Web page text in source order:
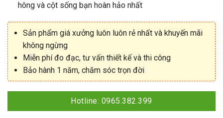
hông và cột sống bạn hoàn hảo nhất
Sản phẩm giá xưởng luôn luôn rẻ nhất và khuyến mãi
không ngừng
Miễn phí đo đạc, tư vấn thiết kế và thi công
Bảo hành 1 năm, chăm sóc trọn đời
Hotline: 0965.382.399